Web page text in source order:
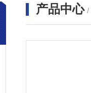
产品中心 /